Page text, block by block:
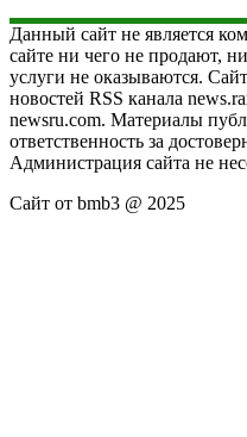
Данный сайт не является
сайте ни чего не продают,
услуги не оказываются.
новостей RSS канала
newsru.com. Материалы
ответственность за
Администрация сайта не
Сайт от bmb3 @ 2025